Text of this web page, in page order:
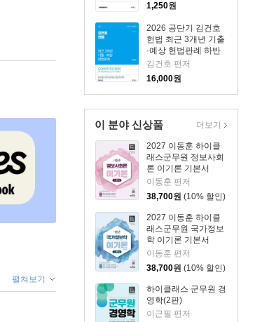
1,250원
2026 공단기 김건호
헌법 최근 3개년 기출
·예상 헌법판례 하반
기
김건호 편저
16,000원
이 분야 신상품
2027 이동훈 하이클
래스군무원 정보사회
론 이기론 기본서
이동훈 편저
38,700원 (10% 할인)
2027 이동훈 하이클
래스군무원 국가정보
학 이기론 기본서
이동훈 편저
38,700원 (10% 할인)
하이클래스 군무원 경
영학(2판)
이근필 편저
더보기
펼쳐보기